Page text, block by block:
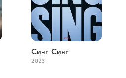
Синг-Синг
2023